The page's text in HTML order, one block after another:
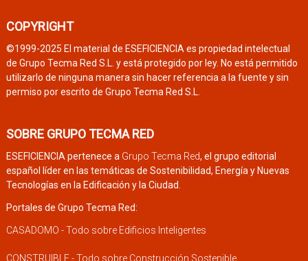
COPYRIGHT
©1999-2025 El material de ESEFICIENCIA es propiedad intelectual
de Grupo Tecma Red S.L. y está protegido por ley. No está permitido
utilizarlo de ninguna manera sin hacer referencia a la fuente y sin
permiso por escrito de Grupo Tecma Red S.L.
SOBRE GRUPO TECMA RED
ESEFICIENCIA pertenece a Grupo Tecma Red, el grupo editorial
español líder en las temáticas de Sostenibilidad, Energía y Nuevas
Tecnologías en la Edificación y la Ciudad.
Portales de Grupo Tecma Red:
CASADOMO - Todo sobre Edificios Inteligentes
CONSTRUIBLE - Todo sobre Construcción Sostenible